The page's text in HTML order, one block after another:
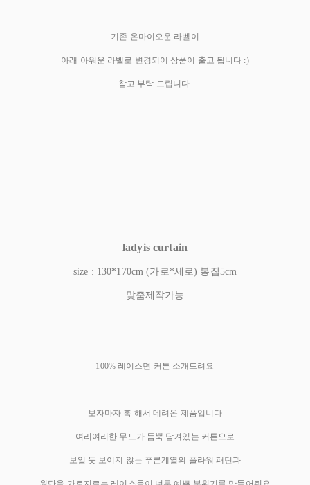
기존 온마이오운 라벨이
아래 아워운 라벨로 변경되어 상품이 출고 됩니다 :)
참고 부탁 드립니다
ladyis curtain
size : 130*170cm (가로*세로) 봉집5cm
맞춤제작가능
100% 레이스면 커튼 소개드려요
보자마자 혹 해서 데려온 제품입니다
여리여리한 무드가 듬뿍 담겨있는 커튼으로
보일 듯 보이지 않는 푸른계열의 플라워 패턴과